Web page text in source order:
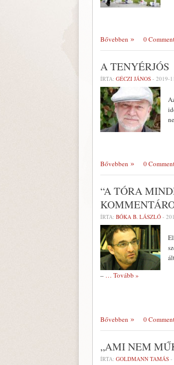
Bővebben 0
A TENYÉRJÓS
ÍRTA: GÉCZI JÁNOS - 2019-
Bővebben 0
“A TÓRA
ÍRTA: BÓKA B. LÁSZLÓ -
– … Tovább »
Bővebben 0
„AMI NEM
ÍRTA: GOLDMANN TAMÁS -